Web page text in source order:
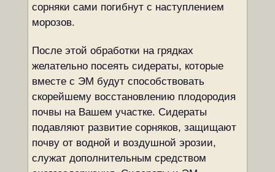
сорняки сами погибнут с наступлением
морозов.
После этой обработки на грядках
желательно посеять сидераты, которые
вместе с ЭМ будут способствовать
скорейшему восстановлению плодородия
почвы на Вашем участке. Сидераты
подавляют развитие сорняков, защищают
почву от водной и воздушной эрозии,
служат дополнительным средством